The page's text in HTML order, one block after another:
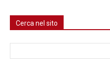
Cerca nel sito